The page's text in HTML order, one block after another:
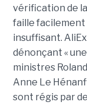
vérification de
faille facilement
insuffisant.
dénonçant «
ministres
Anne Le
sont régis par